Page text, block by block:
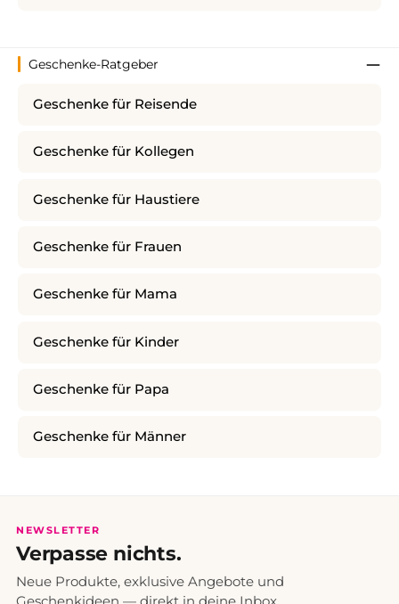
Geschenke-Ratgeber
Geschenke für Reisende
Geschenke für Kollegen
Geschenke für Haustiere
Geschenke für Frauen
Geschenke für Mama
Geschenke für Kinder
Geschenke für Papa
Geschenke für Männer
NEWSLETTER
Verpasse nichts.
Neue Produkte, exklusive Angebote und